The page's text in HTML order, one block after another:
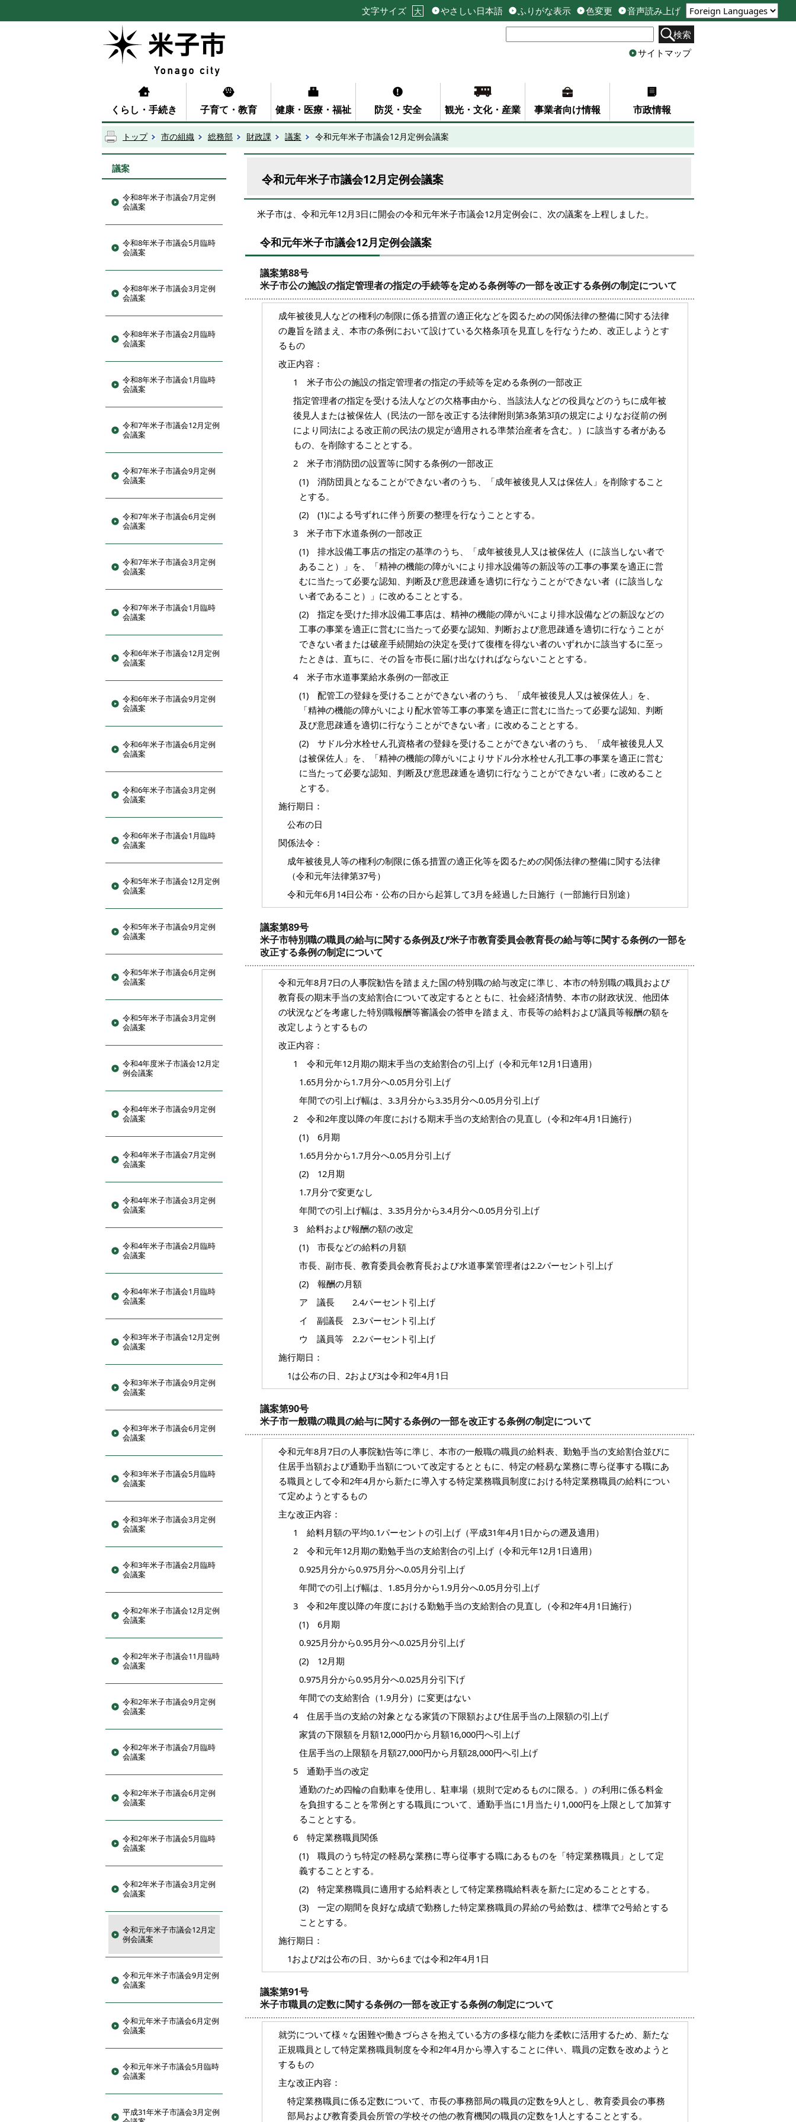
文字サイズ 大 やさしい日本語 ふりがな表示 色変更
音声読み上げ
検索
サイトマップ
くらし・手続き 子育て・教育 健康・医療・福祉 防災・安全 観光・文化・産業 事業者向け情報 市政情報
トップ 市の組織 総務部 財政課 議案 令和元年米子市議会12月定例会議案
議案
令和8年米子市議会7月定例
会議案
令和8年米子市議会5月臨時
会議案
令和8年米子市議会3月定例
会議案
令和8年米子市議会2月臨時
会議案
令和8年米子市議会1月臨時
会議案
令和7年米子市議会12月定例
会議案
令和7年米子市議会9月定例
会議案
令和7年米子市議会6月定例
会議案
令和7年米子市議会3月定例
会議案
令和7年米子市議会1月臨時
会議案
令和6年米子市議会12月定例
会議案
令和6年米子市議会9月定例
会議案
令和6年米子市議会6月定例
会議案
令和6年米子市議会3月定例
会議案
令和6年米子市議会1月臨時
会議案
令和5年米子市議会12月定例
会議案
令和5年米子市議会9月定例
会議案
令和5年米子市議会6月定例
会議案
令和5年米子市議会3月定例
会議案
令和4年度米子市議会12月定
例会議案
令和4年米子市議会9月定例
会議案
令和4年米子市議会7月定例
会議案
令和4年米子市議会3月定例
会議案
令和4年米子市議会2月臨時
会議案
令和4年米子市議会1月臨時
会議案
令和3年米子市議会12月定例
会議案
令和3年米子市議会9月定例
会議案
令和3年米子市議会6月定例
会議案
令和3年米子市議会5月臨時
会議案
令和3年米子市議会3月定例
会議案
令和3年米子市議会2月臨時
会議案
令和2年米子市議会12月定例
会議案
令和2年米子市議会11月臨時
会議案
令和2年米子市議会9月定例
会議案
令和2年米子市議会7月臨時
会議案
令和2年米子市議会6月定例
会議案
令和2年米子市議会5月臨時
会議案
令和2年米子市議会3月定例
会議案
令和元年米子市議会12月定
例会議案
令和元年米子市議会9月定例
会議案
令和元年米子市議会6月定例
会議案
令和元年米子市議会5月臨時
会議案
平成31年米子市議会3月定例
令和元年米子市議会12月定例会議案
米子市は、令和元年12月3日に開会の令和元年米子市議会12月定例会に、次の議案を上程しました。
令和元年米子市議会12月定例会議案
議案第88号
米子市公の施設の指定管理者の指定の手続等を定める条例等の一部を改正する条例の制定について
成年被後見人などの権利の制限に係る措置の適正化などを図るための関係法律の整備に関する法律
の趣旨を踏まえ、本市の条例において設けている欠格条項を見直しを行なうため、改正しようとす
るもの
改正内容：
1 米子市公の施設の指定管理者の指定の手続等を定める条例の一部改正
指定管理者の指定を受ける法人などの欠格事由から、当該法人などの役員などのうちに成年被
後見人または被保佐人（民法の一部を改正する法律附則第3条第3項の規定によりなお従前の例
により同法による改正前の民法の規定が適用される準禁治産者を含む。）に該当する者がある
もの、を削除することとする。
2 米子市消防団の設置等に関する条例の一部改正
(1) 消防団員となることができない者のうち、「成年被後見人又は保佐人」を削除すること
とする。
(2) (1)による号ずれに伴う所要の整理を行なうこととする。
3 米子市下水道条例の一部改正
(1) 排水設備工事店の指定の基準のうち、「成年被後見人又は被保佐人（に該当しない者で
あること）」を、「精神の機能の障がいにより排水設備等の新設等の工事の事業を適正に営
むに当たって必要な認知、判断及び意思疎通を適切に行なうことができない者（に該当しな
い者であること）」に改めることとする。
(2) 指定を受けた排水設備工事店は、精神の機能の障がいにより排水設備などの新設などの
工事の事業を適正に営むに当たって必要な認知、判断および意思疎通を適切に行なうことが
できない者または破産手続開始の決定を受けて復権を得ない者のいずれかに該当するに至っ
たときは、直ちに、その旨を市長に届け出なければならないこととする。
4 米子市水道事業給水条例の一部改正
(1) 配管工の登録を受けることができない者のうち、「成年被後見人又は被保佐人」を、
「精神の機能の障がいにより配水管等工事の事業を適正に営むに当たって必要な認知、判断
及び意思疎通を適切に行なうことができない者」に改めることとする。
(2) サドル分水栓せん孔資格者の登録を受けることができない者のうち、「成年被後見人又
は被保佐人」を、「精神の機能の障がいによりサドル分水栓せん孔工事の事業を適正に営む
に当たって必要な認知、判断及び意思疎通を適切に行なうことができない者」に改めること
とする。
施行期日：
公布の日
関係法令：
成年被後見人等の権利の制限に係る措置の適正化等を図るための関係法律の整備に関する法律
（令和元年法律第37号）
令和元年6月14日公布・公布の日から起算して3月を経過した日施行（一部施行日別途）
議案第89号
米子市特別職の職員の給与に関する条例及び米子市教育委員会教育長の給与等に関する条例の一部を
改正する条例の制定について
令和元年8月7日の人事院勧告を踏まえた国の特別職の給与改定に準じ、本市の特別職の職員および
教育長の期末手当の支給割合について改定するとともに、社会経済情勢、本市の財政状況、他団体
の状況などを考慮した特別職報酬等審議会の答申を踏まえ、市長等の給料および議員等報酬の額を
改定しようとするもの
改正内容：
1 令和元年12月期の期末手当の支給割合の引上げ（令和元年12月1日適用）
1.65月分から1.7月分へ0.05月分引上げ
年間での引上げ幅は、3.3月分から3.35月分へ0.05月分引上げ
2 令和2年度以降の年度における期末手当の支給割合の見直し（令和2年4月1日施行）
(1) 6月期
1.65月分から1.7月分へ0.05月分引上げ
(2) 12月期
1.7月分で変更なし
年間での引上げ幅は、3.35月分から3.4月分へ0.05月分引上げ
3 給料および報酬の額の改定
(1) 市長などの給料の月額
市長、副市長、教育委員会教育長および水道事業管理者は2.2パーセント引上げ
(2) 報酬の月額
ア 議長 2.4パーセント引上げ
イ 副議長 2.3パーセント引上げ
ウ 議員等 2.2パーセント引上げ
施行期日：
1は公布の日、2および3は令和2年4月1日
議案第90号
米子市一般職の職員の給与に関する条例の一部を改正する条例の制定について
令和元年8月7日の人事院勧告等に準じ、本市の一般職の職員の給料表、勤勉手当の支給割合並びに
住居手当額および通勤手当額について改定するとともに、特定の軽易な業務に専ら従事する職にあ
る職員として令和2年4月から新たに導入する特定業務職員制度における特定業務職員の給料につい
て定めようとするもの
主な改正内容：
1 給料月額の平均0.1パーセントの引上げ（平成31年4月1日からの遡及適用）
2 令和元年12月期の勤勉手当の支給割合の引上げ（令和元年12月1日適用）
0.925月分から0.975月分へ0.05月分引上げ
年間での引上げ幅は、1.85月分から1.9月分へ0.05月分引上げ
3 令和2年度以降の年度における勤勉手当の支給割合の見直し（令和2年4月1日施行）
(1) 6月期
0.925月分から0.95月分へ0.025月分引上げ
(2) 12月期
0.975月分から0.95月分へ0.025月分引下げ
年間での支給割合（1.9月分）に変更はない
4 住居手当の支給の対象となる家賃の下限額および住居手当の上限額の引上げ
家賃の下限額を月額12,000円から月額16,000円へ引上げ
住居手当の上限額を月額27,000円から月額28,000円へ引上げ
5 通勤手当の改定
通勤のため四輪の自動車を使用し、駐車場（規則で定めるものに限る。）の利用に係る料金
を負担することを常例とする職員について、通勤手当に1月当たり1,000円を上限として加算す
ることとする。
6 特定業務職員関係
(1) 職員のうち特定の軽易な業務に専ら従事する職にあるものを「特定業務職員」として定
義することとする。
(2) 特定業務職員に適用する給料表として特定業務職給料表を新たに定めることとする。
(3) 一定の期間を良好な成績で勤務した特定業務職員の昇給の号給数は、標準で2号給とする
こととする。
施行期日：
1および2は公布の日、3から6までは令和2年4月1日
議案第91号
米子市職員の定数に関する条例の一部を改正する条例の制定について
就労について様々な困難や働きづらさを抱えている方の多様な能力を柔軟に活用するため、新たな
正規職員として特定業務職員制度を令和2年4月から導入することに伴い、職員の定数を改めようと
するもの
主な改正内容：
特定業務職員に係る定数について、市長の事務部局の職員の定数を9人とし、教育委員会の事務
部局および教育委員会所管の学校その他の教育機関の職員の定数を1人とすることとする。